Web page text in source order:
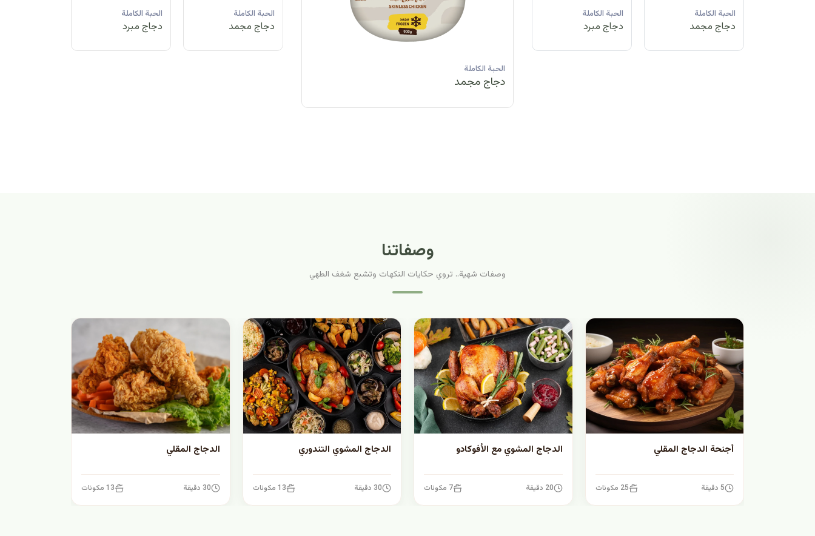
الحبة الكاملة
دجاج مبرد
الحبة الكاملة
دجاج مجمد
الحبة الكاملة
دجاج مبرد
الحبة الكاملة
دجاج مجمد
الحبة الكاملة الحبة الكاملة
دجاج مجمد
الحبة الكاملة
دجاج مبرد
الحبة الكاملة
دجاج مجمد
وصفاتنا
وصفات شهية.. تروي حكايات النكهات وتشبع شغف الطهي
أجنحة الدجاج المقلي
5 دقيقة 25 مكونات
الدجاج المشوي مع الأفوكادو
20 دقيقة 7 مكونات
الدجاج المشوي التندوري
30 دقيقة 13 مكونات
الدجاج المقلي
30 دقيقة 13 مكونات